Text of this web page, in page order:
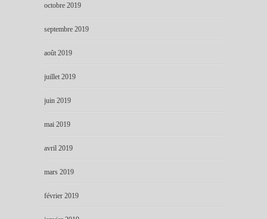
octobre 2019
septembre 2019
août 2019
juillet 2019
juin 2019
mai 2019
avril 2019
mars 2019
février 2019